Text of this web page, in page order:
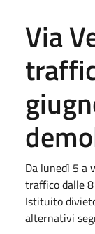
Via
Da lunedì 5 a
traffico dalle
Istituito
alternativi